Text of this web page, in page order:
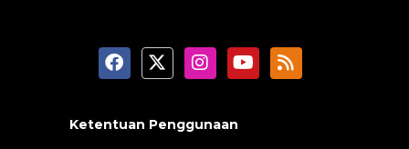
Ketentuan Penggunaan